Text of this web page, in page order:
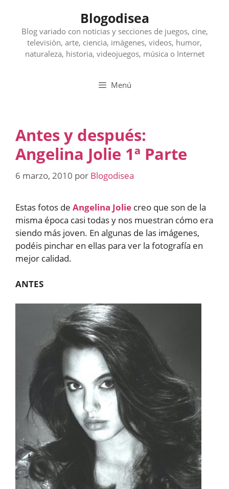
contenido
Blogodisea
Blog variado con noticias y secciones de juegos, cine,
televisión, arte, ciencia, imágenes, videos, humor,
naturaleza, historia, videojuegos, música o Internet
Menú
Antes y después:
Angelina Jolie 1ª Parte
6 marzo, 2010 por Blogodisea
Estas fotos de Angelina Jolie creo que son de la
misma época casi todas y nos muestran cómo era
siendo más joven. En algunas de las imágenes,
podéis pinchar en ellas para ver la fotografía en
mejor calidad.
ANTES